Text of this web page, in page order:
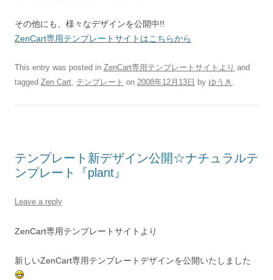
その他にも、様々なデザインを公開中!!
ZenCart専用テンプレートサイトはこちらから
This entry was posted in ZenCart専用テンプレートサイトより and
tagged Zen Cart, テンプレート on 2008年12月13日 by ゆうき .
テンプレート新デザイン公開☆ナチュラルテ
ンプレート『plant』
Leave a reply
ZenCart専用テンプレートサイトより
新しいZenCart専用テンプレートデザインを公開いたしました